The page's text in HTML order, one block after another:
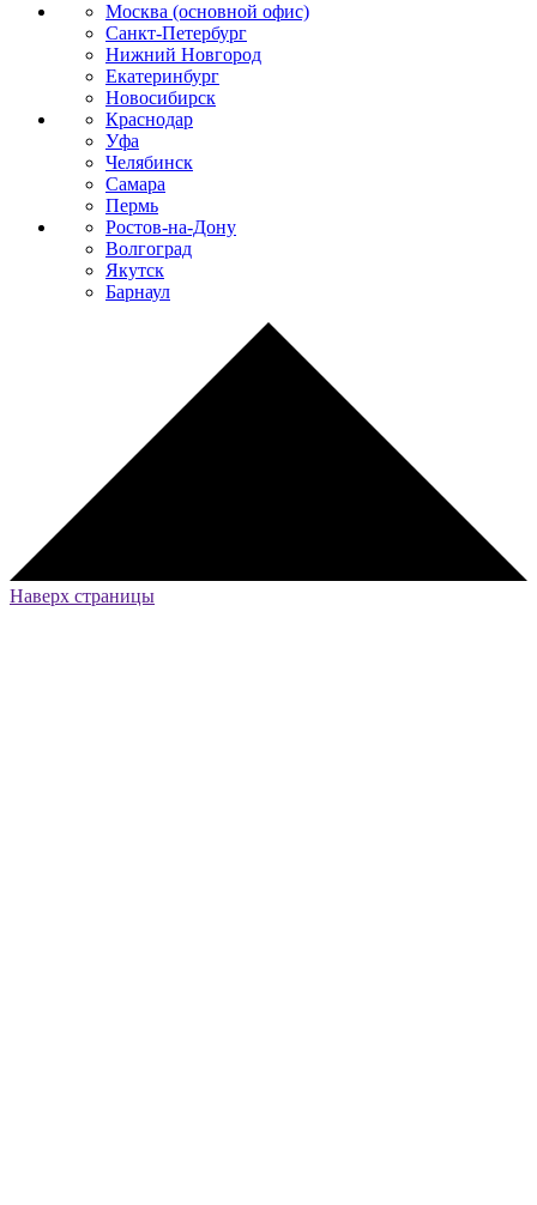
Москва (основной офис)
Санкт-Петербург
Нижний Новгород
Екатеринбург
Новосибирск
Краснодар
Уфа
Челябинск
Самара
Пермь
Ростов-на-Дону
Волгоград
Якутск
Барнаул
Наверх страницы